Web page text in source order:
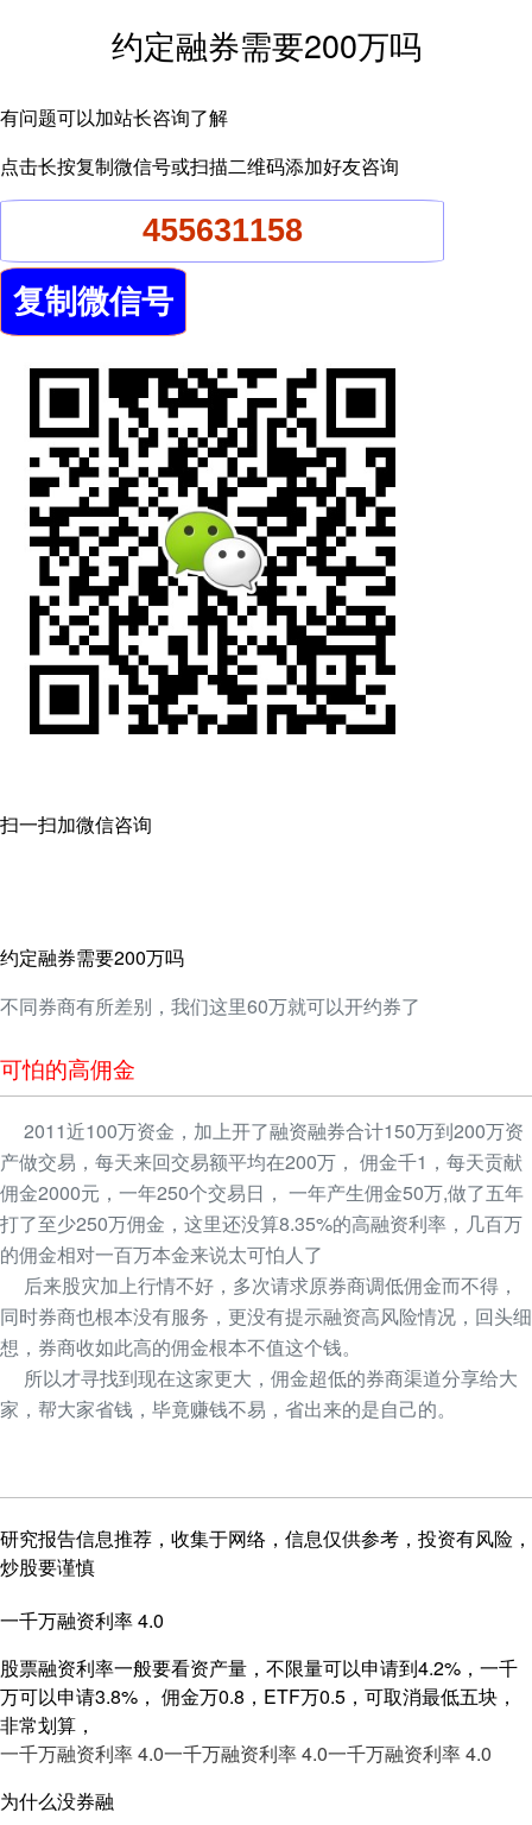
约定融券需要200万吗
有问题可以加站长咨询了解
点击长按复制微信号或扫描二维码添加好友咨询
扫一扫加微信咨询
约定融券需要200万吗
不同券商有所差别，我们这里60万就可以开约券了
可怕的高佣金
2011近100万资金，加上开了融资融券合计150万到200万资
产做交易，每天来回交易额平均在200万， 佣金千1，每天贡献
佣金2000元，一年250个交易日， 一年产生佣金50万,做了五年
打了至少250万佣金，这里还没算8.35%的高融资利率，几百万
的佣金相对一百万本金来说太可怕人了
后来股灾加上行情不好，多次请求原券商调低佣金而不得，
同时券商也根本没有服务，更没有提示融资高风险情况，回头细
想，券商收如此高的佣金根本不值这个钱。
所以才寻找到现在这家更大，佣金超低的券商渠道分享给大
家，帮大家省钱，毕竟赚钱不易，省出来的是自己的。
研究报告信息推荐，收集于网络，信息仅供参考，投资有风险，
炒股要谨慎
一千万融资利率 4.0
股票融资利率一般要看资产量，不限量可以申请到4.2%，一千
万可以申请3.8%， 佣金万0.8，ETF万0.5，可取消最低五块，
非常划算，
一千万融资利率 4.0一千万融资利率 4.0一千万融资利率 4.0
为什么没券融